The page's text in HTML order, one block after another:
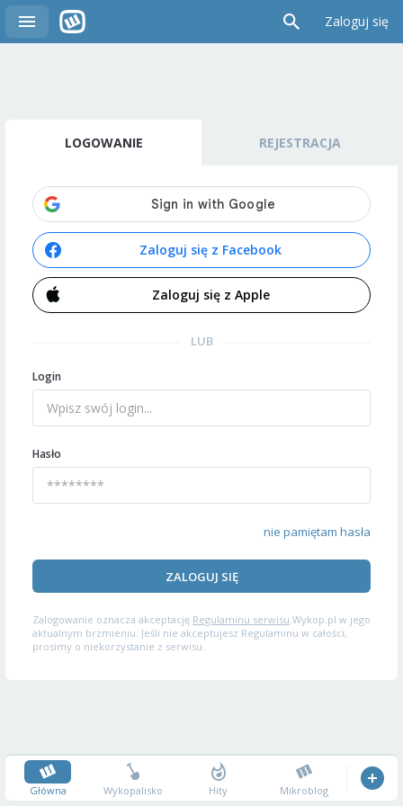
Zaloguj się
LOGOWANIE REJESTRACJA
Zaloguj się z Facebook
Zaloguj się z Apple
LUB
Login
Hasło
nie pamiętam hasła
ZALOGUJ SIĘ
Zalogowanie oznacza akceptację Regulaminu serwisu Wykop.pl w jego
aktualnym brzmieniu. Jeśli nie akceptujesz Regulaminu w całości,
prosimy o niekorzystanie z serwisu.
Główna Wykopalisko Hity Mikroblog